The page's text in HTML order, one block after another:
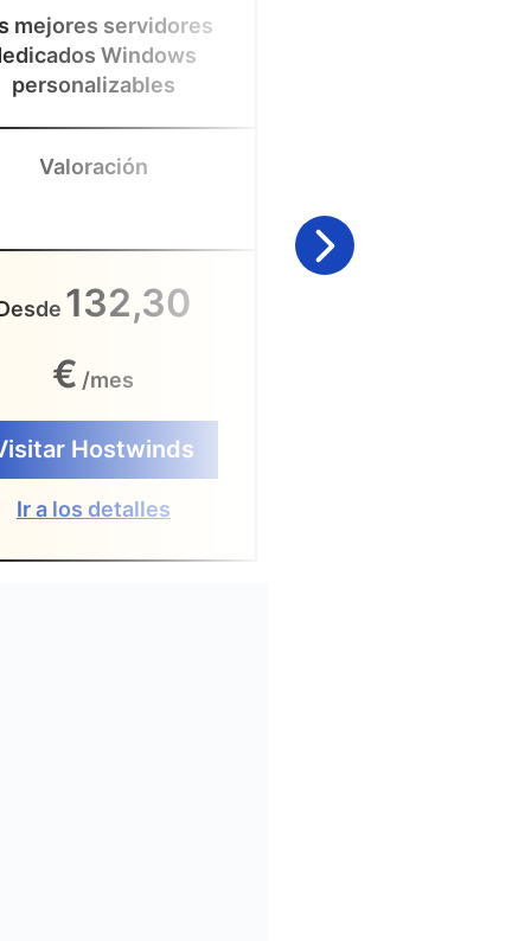
mejores servidores
Windows
personalizables
Valoración
132,30
€ /mes
Hostwinds
Ir a los detalles